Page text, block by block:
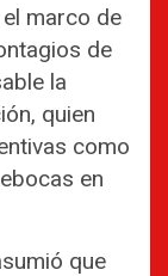
marco de
de
la
quien
como
en
que